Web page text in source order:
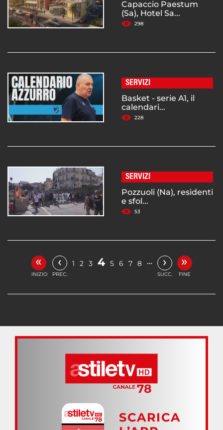
Capaccio Paestum
(Sa), Hotel Sa...
298
SERVIZI
Basket - serie A1, il
calendari...
228
SERVIZI
Pozzuoli (Na), residenti
e sfol...
53
«
INIZIO
‹
PREC.
1 2 3 4 5 6 7 8 … ›
SUCC.
»
FINE
SCARICA